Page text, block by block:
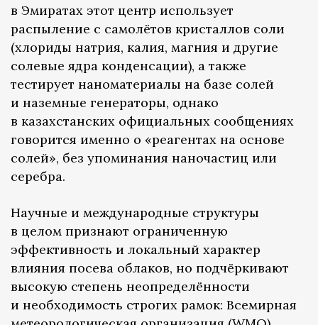
в Эмиратах этот центр использует
распыление с самолётов кристаллов соли
(хлориды натрия, калия, магния и другие
солевые ядра конденсации), а также
тестирует наноматериалы на базе солей
и наземные генераторы, однако
в казахстанских официальных сообщениях
говорится именно о «реагентах на основе
солей», без упоминания наночастиц или
серебра.
Научные и международные структуры
в целом признают ограниченную
эффективность и локальный характер
влияния посева облаков, но подчёркивают
высокую степень неопределённости
и необходимость строгих рамок: Всемирная